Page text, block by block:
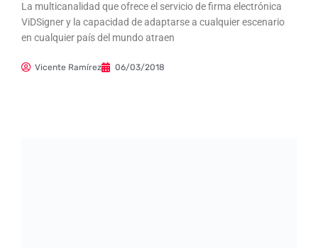
La multicanalidad que ofrece el servicio de firma electrónica
ViDSigner y la capacidad de adaptarse a cualquier escenario
en cualquier país del mundo atraen
Vicente Ramírez 06/03/2018